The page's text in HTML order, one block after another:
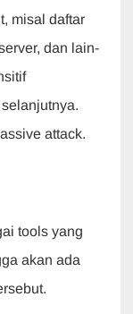
misal daftar
dan lain-
attack.
tools yang
akan ada